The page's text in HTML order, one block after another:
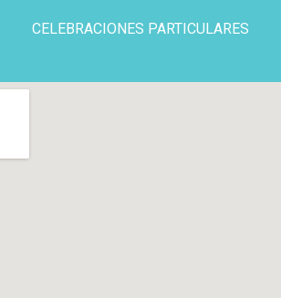
CELEBRACIONES PARTICULARES